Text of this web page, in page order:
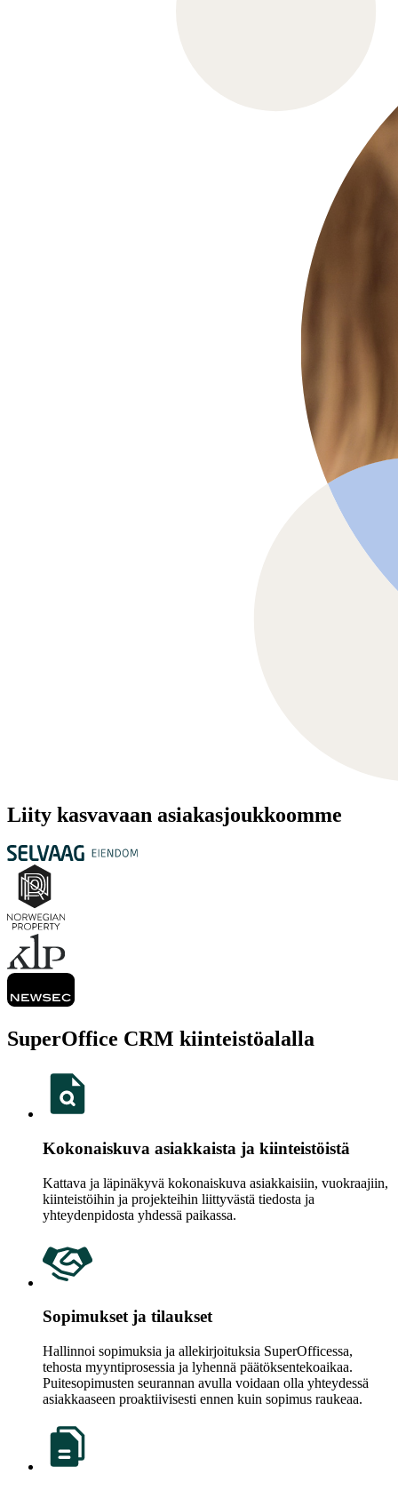
Liity kasvavaan asiakasjoukkoomme
SuperOffice CRM kiinteistöalalla
Kokonaiskuva asiakkaista ja kiinteistöistä
Kattava ja läpinäkyvä kokonaiskuva asiakkaisiin, vuokraajiin,
kiinteistöihin ja projekteihin liittyvästä tiedosta ja
yhteydenpidosta yhdessä paikassa.
Sopimukset ja tilaukset
Hallinnoi sopimuksia ja allekirjoituksia SuperOfficessa,
tehosta myyntiprosessia ja lyhennä päätöksentekoaikaa.
Puitesopimusten seurannan avulla voidaan olla yhteydessä
asiakkaaseen proaktiivisesti ennen kuin sopimus raukeaa.